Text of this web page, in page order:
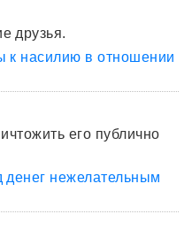
друзья.
к насилию в отношении
его публично
денег нежелательным